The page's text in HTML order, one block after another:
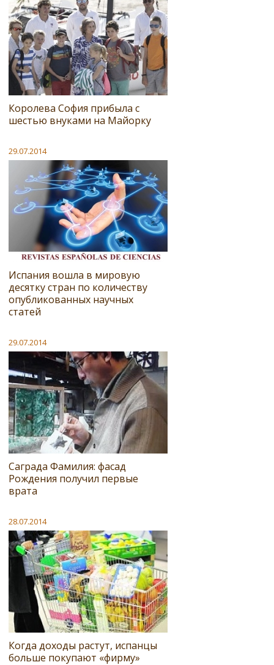
Королева София прибыла с
шестью внуками на Майорку
29.07.2014
Испания вошла в мировую
десятку стран по количеству
опубликованных научных
статей
29.07.2014
Саграда Фамилия: фасад
Рождения получил первые
врата
28.07.2014
Когда доходы растут, испанцы
больше покупают «фирму»